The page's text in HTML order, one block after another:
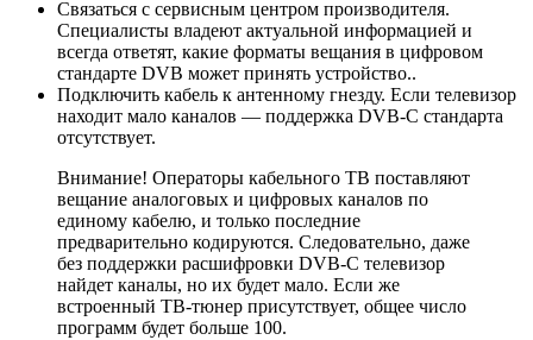
Связаться с сервисным центром производителя.
Специалисты владеют актуальной информацией и
всегда ответят, какие форматы вещания в цифровом
стандарте DVB может принять устройство..
Подключить кабель к антенному гнезду. Если телевизор
находит мало каналов — поддержка DVB-C стандарта
отсутствует.
Внимание! Операторы кабельного ТВ поставляют
вещание аналоговых и цифровых каналов по
единому кабелю, и только последние
предварительно кодируются. Следовательно, даже
без поддержки расшифровки DVB-C телевизор
найдет каналы, но их будет мало. Если же
встроенный ТВ-тюнер присутствует, общее число
программ будет больше 100.